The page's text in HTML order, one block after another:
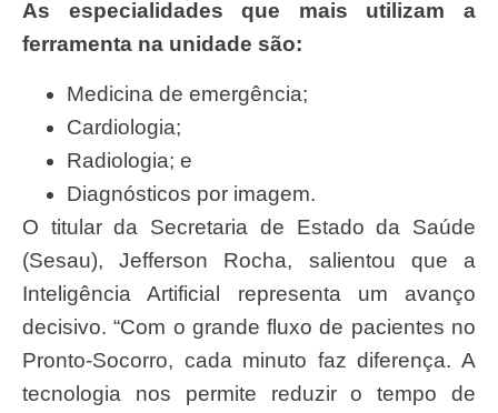
As especialidades que mais utilizam a
ferramenta na unidade são:
Medicina de emergência;
Cardiologia;
Radiologia; e
Diagnósticos por imagem.
O titular da Secretaria de Estado da Saúde
(Sesau), Jefferson Rocha, salientou que a
Inteligência Artificial representa um avanço
decisivo. “Com o grande fluxo de pacientes no
Pronto-Socorro, cada minuto faz diferença. A
tecnologia nos permite reduzir o tempo de